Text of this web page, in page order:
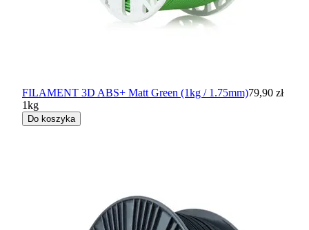
FILAMENT 3D ABS+ Matt Green (1kg / 1.75mm)79,90 zł
1kg
Do koszyka